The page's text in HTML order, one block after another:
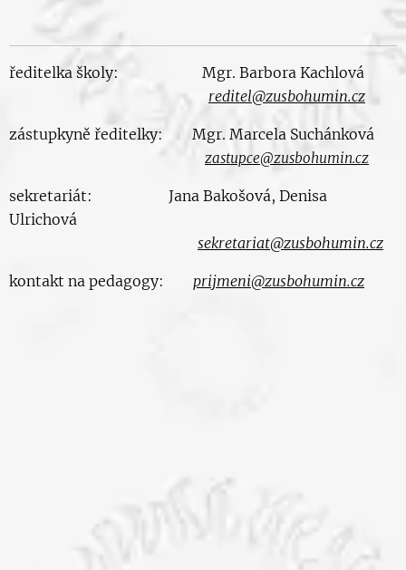
ředitelka školy: Mgr. Barbora Kachlová
reditel@zusbohumin.cz
zástupkyně ředitelky: Mgr. Marcela Suchánková
zastupce@zusbohumin.cz
sekretariát: Jana Bakošová, Denisa
Ulrichová
sekretariat@zusbohumin.cz
kontakt na pedagogy: prijmeni@zusbohumin.cz